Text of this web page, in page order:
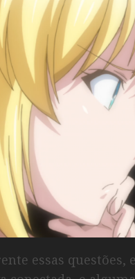
essas